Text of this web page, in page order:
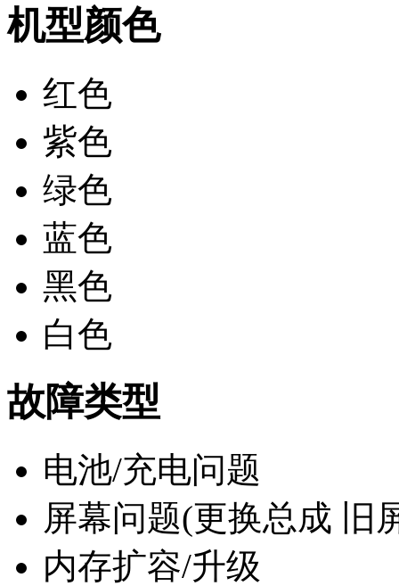
机型颜色
红色
紫色
绿色
蓝色
黑色
白色
故障类型
电池/充电问题
屏幕问题(更换总成 旧
内存扩容/升级